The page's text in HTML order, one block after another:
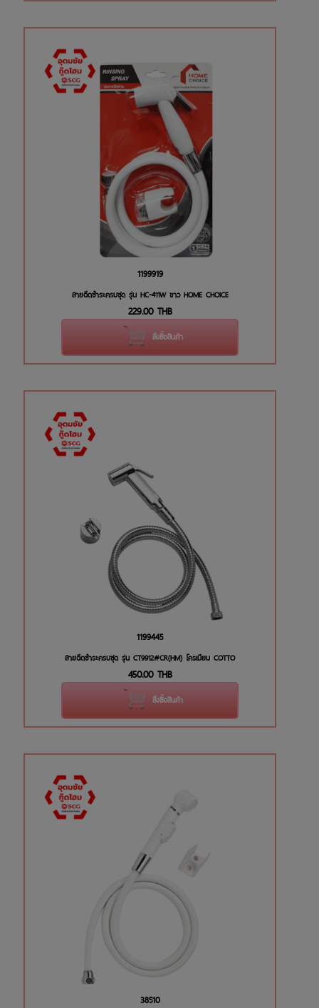
1199919
สายฉีดชำระครบชุด รุ่น HC-411W ขาว HOME CHOICE
229.00 THB
สั่งซื้อสินค้า
1199445
สายฉีดชำระครบชุด รุ่น CT9912#CR(HM) โครเมียม COTTO
450.00 THB
สั่งซื้อสินค้า
38510